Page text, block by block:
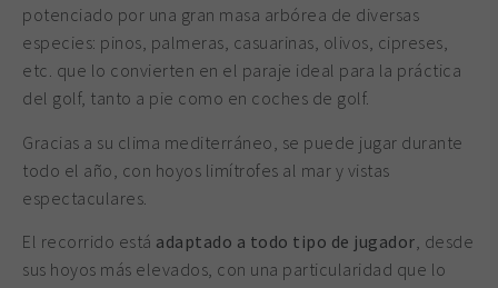
potenciado por una gran masa arbórea de diversas
especies: pinos, palmeras, casuarinas, olivos, cipreses,
etc. que lo convierten en el paraje ideal para la práctica
del golf, tanto a pie como en coches de golf.
Gracias a su clima mediterráneo, se puede jugar durante
todo el año, con hoyos limítrofes al mar y vistas
espectaculares.
El recorrido está adaptado a todo tipo de jugador, desde
sus hoyos más elevados, con una particularidad que lo